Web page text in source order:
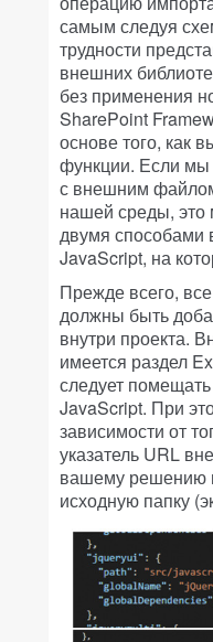
самым следуя
трудности
внешних
без применения
SharePoint
основе того, как
функции. Если мы
с внешним
нашей среды, это
двумя способами
JavaScript, на
Прежде всего,
должны быть
внутри проекта.
имеется раздел
следует
JavaScript. При
зависимости от
указатель URL
вашему решению
исходную папку